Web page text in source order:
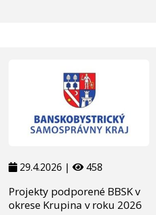
29.4.2026 | 458
Projekty podporené BBSK v
okrese Krupina v roku 2026